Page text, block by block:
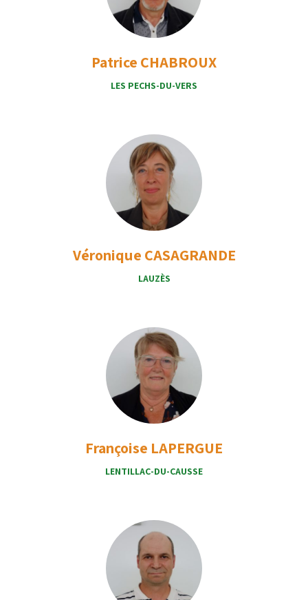
Patrice CHABROUX
LES PECHS-DU-VERS
Véronique CASAGRANDE
LAUZÈS
Françoise LAPERGUE
LENTILLAC-DU-CAUSSE